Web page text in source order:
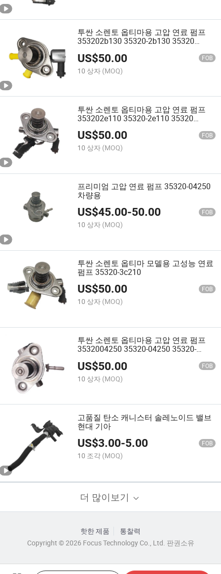
투싼 소렌토 옵티마용 고압 연료 펌프
353202b130 35320-2b130 35320
US$50.00 FOB
10 상자 (MOQ)
투싼 소렌토 옵티마용 고압 연료 펌프
353202e110 35320-2e110 35320
2e110
US$50.00 FOB
10 상자 (MOQ)
프리미엄 고압 연료 펌프 35320-04250
차량용
US$45.00-50.00 FOB
10 상자 (MOQ)
투싼 소렌토 옵티마 모델용 고성능 연료
펌프 35320-3c210
US$50.00 FOB
10 상자 (MOQ)
투싼 소렌토 옵티마용 고압 연료 펌프
3532004250 35320-04250 35320-
US$50.00 FOB
10 상자 (MOQ)
고품질 탄소 캐니스터 솔레노이드 밸브
현대 기아
US$3.00-5.00 FOB
10 조각 (MOQ)
더 많이보기
핫한 제품
통찰력
Copyright © 2026 Focus Technology Co., Ltd. 판권소유